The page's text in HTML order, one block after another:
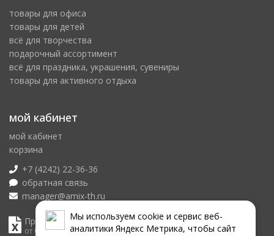
Мы используем сookie и сервис веб-
аналитики Яндекс Метрика, чтобы сайт
товары для офиса
товары для детей
всё для творчества
подарочный ассортимент
всё для праздника, украшения, сувениры
товары для активного отдыха
мой кабинет
мой кабинет
корзина
+7 (4242) 22-36-36
обратная связь
manager@amix-th.ru
Прайс лист
от 08.08.2026